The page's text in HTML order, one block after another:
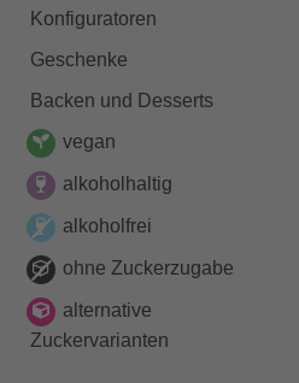
Konfiguratoren
Geschenke
Backen und Desserts
vegan
alkoholhaltig
alkoholfrei
ohne Zuckerzugabe
alternative
Zuckervarianten